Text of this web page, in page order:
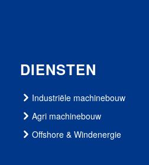
DIENSTEN
Industriële machinebouw
Agri machinebouw
Offshore & Windenergie